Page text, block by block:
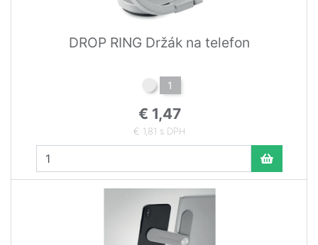
DROP RING Držák na telefon
1
€ 1,47
€ 1,81 s DPH